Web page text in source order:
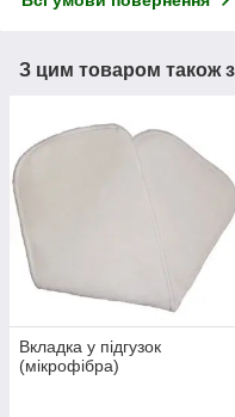
З цим товаром також
Вкладка у підгузок
(мікрофібра)